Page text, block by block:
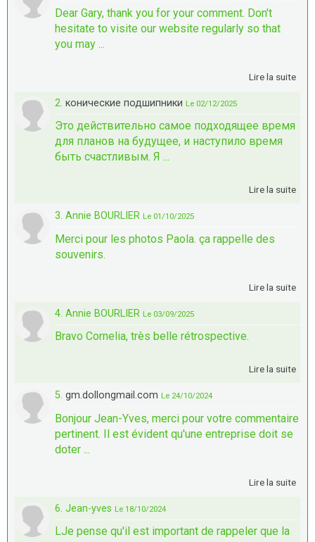
Dear Gary, thank you for your comment. Don't
hesitate to visite our website regularly so that
you may ...
Lire la suite
2. конические подшипники Le 02/12/2025
Это действительно самое подходящее время
для планов на будущее, и наступило время
быть счастливым. Я ...
Lire la suite
3. Annie BOURLIER Le 01/10/2025
Merci pour les photos Paola. ça rappelle des
souvenirs.
Lire la suite
4. Annie BOURLIER Le 03/09/2025
Bravo Cornelia, très belle rétrospective.
Lire la suite
5. gm.dollongmail.com Le 24/10/2024
Bonjour Jean-Yves, merci pour votre commentaire
pertinent. Il est évident qu'une entreprise doit se
doter ...
Lire la suite
6. Jean-yves Le 18/10/2024
LJe pense qu'il est important de rappeler que la